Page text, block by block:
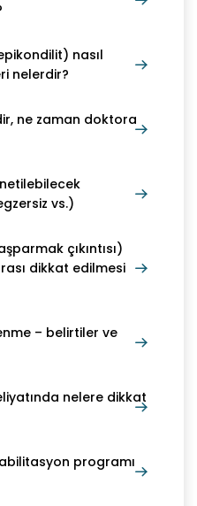
nasıl
nelerdir?
ne zaman doktora
vs.)
çıkıntısı)
dikkat edilmesi
– belirtiler ve
nelere dikkat
programı